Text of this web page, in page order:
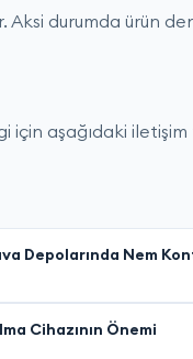
durumda ürün
için aşağıdaki
Depolarında Nem
Cihazının Önemi